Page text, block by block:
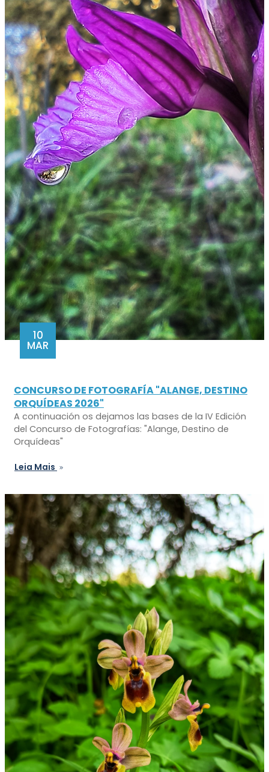
10
MAR
CONCURSO DE FOTOGRAFÍA "ALANGE, DESTINO
ORQUÍDEAS 2026"
A continuación os dejamos las bases de la IV Edición
del Concurso de Fotografías: "Alange, Destino de
Orquídeas"
Leia Mais